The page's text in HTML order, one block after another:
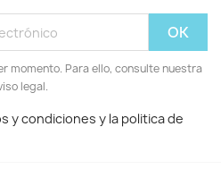
momento. Para ello, consulte nuestra
legal.
y condiciones y la politica de